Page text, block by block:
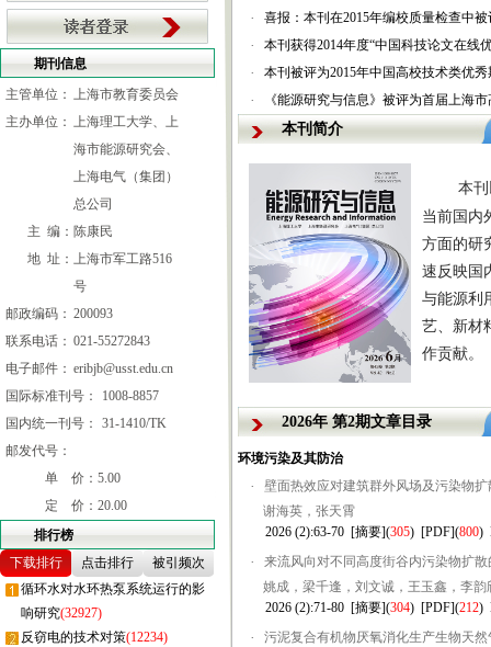
期刊信息
主管单位： 上海市教育委员会
主办单位： 上海理工大学、上
海市能源研究会、
上海电气（集团）
总公司
主 编： 陈康民
地 址： 上海市军工路516
号
邮政编码： 200093
联系电话： 021-55272843
电子邮件： eribjb@usst.edu.cn
国际标准刊号：
1008-8857
国内统一刊号：
31-1410/TK
邮发代号：
单 价： 5.00
定 价： 20.00
排行榜
下载排行
点击排行
被引频次
循环水对水环热泵系统运行的影
响研究(32927)
反窃电的技术对策(12234)
· 喜报：本刊在2015年编校质量检查中
· 本刊获得2014年度“中国科技论文在线
· 本刊被评为2015年中国高校技术类优秀
· 《能源研究与信息》被评为首届上海
本刊简介
本
当前国内
方面的研
速反映国
与能源利
艺、新材
作贡献。
2026年 第2期文章目录
环境污染及其防治
·
壁面热效应对建筑群外风场及污染物
谢海英，张天霄
2026 (2):63-70 [摘要](305) [PDF](800)
·
来流风向对不同高度街谷内污染物扩散
姚成，梁千逢，刘文诚，王玉鑫，李
2026 (2):71-80 [摘要](304) [PDF](212)
·
污泥复合有机物厌氧消化生产生物天